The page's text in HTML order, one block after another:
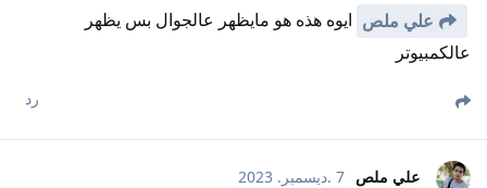
علي ملص ايوه هذه هو مايظهر عالجوال بس يظهر
عالكمبيوتر
رد
علي ملص 7 .ديسمبر. 2023